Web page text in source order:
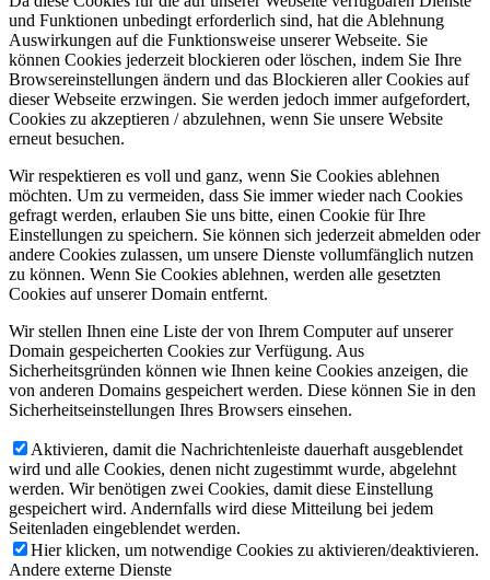
und Funktionen unbedingt erforderlich sind, hat die Ablehnung
Auswirkungen auf die Funktionsweise unserer Webseite. Sie
können Cookies jederzeit blockieren oder löschen, indem Sie Ihre
Browsereinstellungen ändern und das Blockieren aller Cookies auf
dieser Webseite erzwingen. Sie werden jedoch immer aufgefordert,
Cookies zu akzeptieren / abzulehnen, wenn Sie unsere Website
erneut besuchen.
Wir respektieren es voll und ganz, wenn Sie Cookies ablehnen
möchten. Um zu vermeiden, dass Sie immer wieder nach Cookies
gefragt werden, erlauben Sie uns bitte, einen Cookie für Ihre
Einstellungen zu speichern. Sie können sich jederzeit abmelden oder
andere Cookies zulassen, um unsere Dienste vollumfänglich nutzen
zu können. Wenn Sie Cookies ablehnen, werden alle gesetzten
Cookies auf unserer Domain entfernt.
Wir stellen Ihnen eine Liste der von Ihrem Computer auf unserer
Domain gespeicherten Cookies zur Verfügung. Aus
Sicherheitsgründen können wie Ihnen keine Cookies anzeigen, die
von anderen Domains gespeichert werden. Diese können Sie in den
Sicherheitseinstellungen Ihres Browsers einsehen.
Aktivieren, damit die Nachrichtenleiste dauerhaft ausgeblendet
wird und alle Cookies, denen nicht zugestimmt wurde, abgelehnt
werden. Wir benötigen zwei Cookies, damit diese Einstellung
gespeichert wird. Andernfalls wird diese Mitteilung bei jedem
Seitenladen eingeblendet werden.
Hier klicken, um notwendige Cookies zu aktivieren/deaktivieren.
Andere externe Dienste